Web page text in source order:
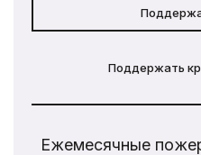
Поддержать
Ежемесячные